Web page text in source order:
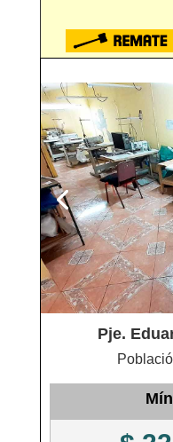
Pje.